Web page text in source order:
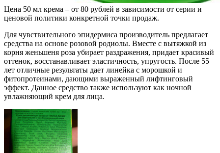
Цена 50 мл крема – от 80 рублей в зависимости от серии и
ценовой политики конкретной точки продаж.
Для чувствительного эпидермиса производитель предлагает
средства на основе розовой родиолы. Вместе с вытяжкой из
корня женьшеня роза убирает раздражения, придает красивый
оттенок, восстанавливает эластичность, упругость. После 55
лет отличные результаты дает линейка с морошкой и
фитопротеинами, дающими выраженный лифтинговый
эффект. Данное средство также используют как ночной
увлажняющий крем для лица.